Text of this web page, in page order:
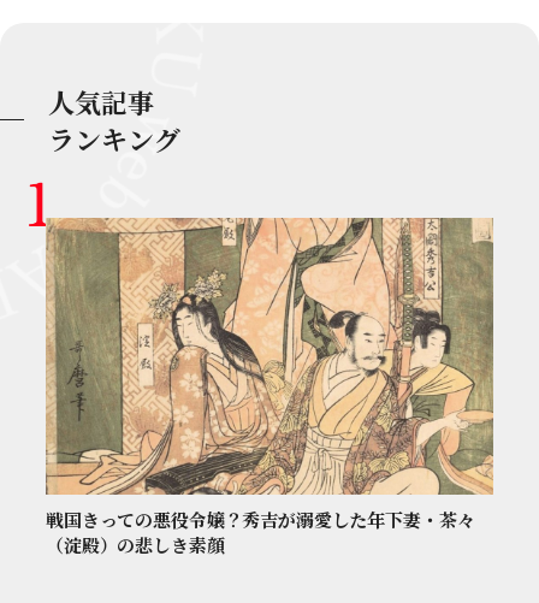
人気記事
ランキング
戦国きっての悪役令嬢？秀吉が溺愛した年下妻・茶々
（淀殿）の悲しき素顔